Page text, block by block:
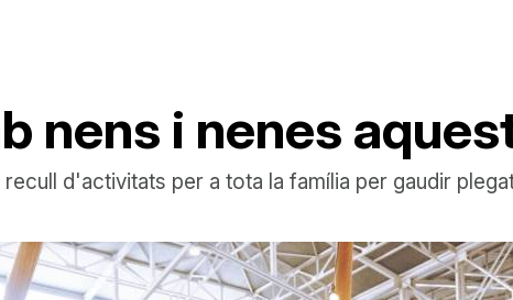
nens i nenes
d'activitats per a tota la família per gaudir